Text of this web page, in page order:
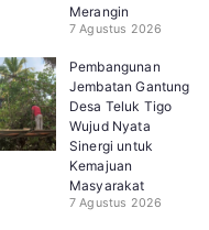
Merangin
7 Agustus 2026
Pembangunan
Jembatan Gantung
Desa Teluk Tigo
Wujud Nyata
Sinergi untuk
Kemajuan
Masyarakat
7 Agustus 2026